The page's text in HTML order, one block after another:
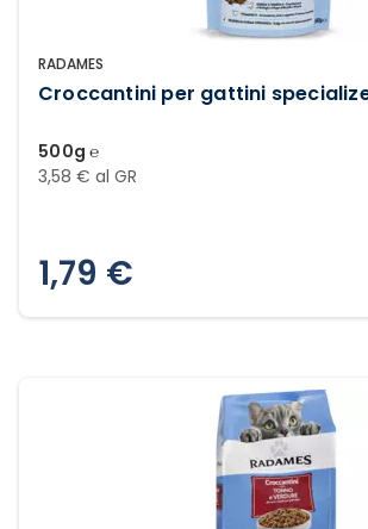
RADAMES
Croccantini per gattini
500g ℮
3,58 € al GR
1,79 €